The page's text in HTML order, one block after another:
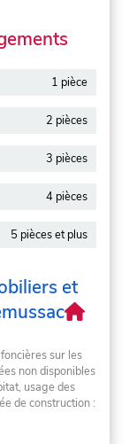
1 pièce
2 pièces
3 pièces
4 pièces
5 pièces et plus
et
sur les
non disponibles
usage des
de construction :